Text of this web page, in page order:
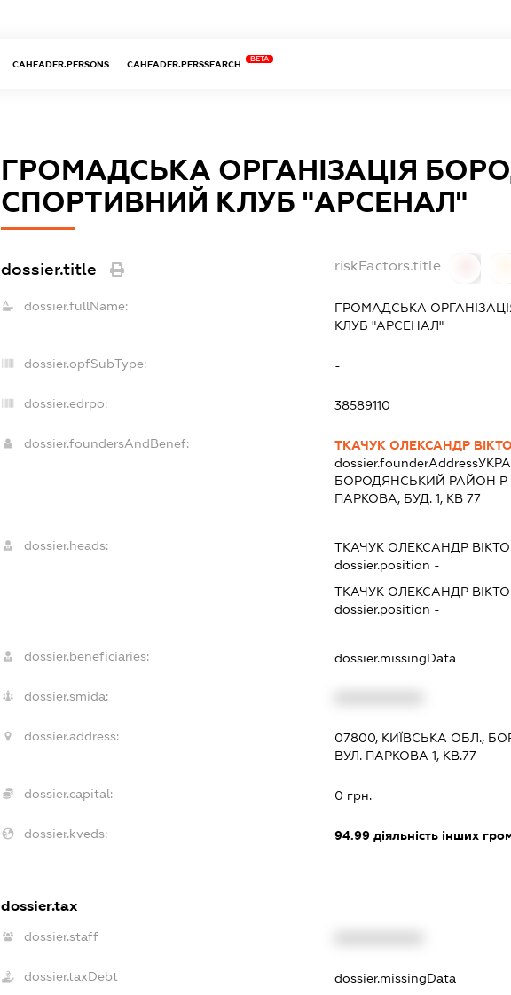
CAHEADER.PERSONS CAHEADER.PERSSEARCH
BETA
ГРОМАДСЬКА ОРГАНІЗАЦІЯ
СПОРТИВНИЙ КЛУБ "АРСЕНАЛ"
dossier.title riskFactors.title
dossier.fullName:
ГРОМАДСЬКА
КЛУБ "АРСЕНАЛ"
dossier.opfSubType: -
dossier.edrpo: 38589110
dossier.foundersAndBenef:
ТКАЧУК ОЛЕКСАНДР
dossier.founderAddress
БОРОДЯНСЬКИЙ РАЙОН
ПАРКОВА, БУД. 1, КВ 77
dossier.heads: ТКАЧУК ОЛЕКСАНДР
dossier.position -
ТКАЧУК ОЛЕКСАНДР
dossier.position -
dossier.beneficiaries: dossier.missingData
dossier.smida:
dossier.address:
07800, КИЇВСЬКА ОБЛ.,
ВУЛ. ПАРКОВА 1, КВ.77
dossier.capital: 0 грн.
dossier.kveds: 94.99 діяльність інших
dossier.tax
dossier.staff
dossier.taxDebt dossier.missingData